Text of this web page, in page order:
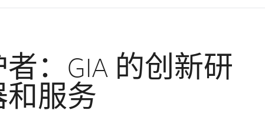
：GIA 的创新研
服务